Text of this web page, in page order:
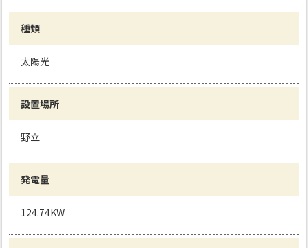
種類
太陽光
設置場所
野立
発電量
124.74KW